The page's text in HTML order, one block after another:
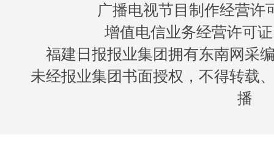
广播电视节目制作经营许
增值电信业务经营许可
福建日报报业集团拥有东南网采
未经报业集团书面授权，不得转载
播